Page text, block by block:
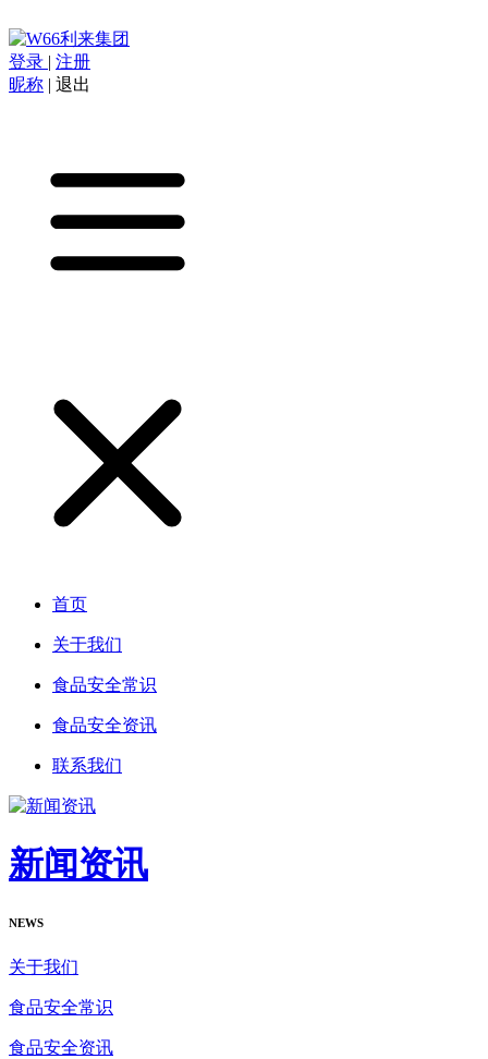
登录 | 注册
昵称 | 退出
首页
关于我们
食品安全常识
食品安全资讯
联系我们
新闻资讯
NEWS
关于我们
食品安全常识
食品安全资讯